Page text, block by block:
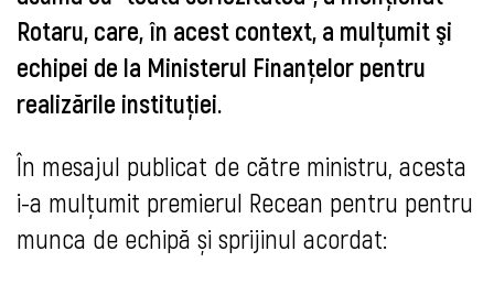
Rotaru, care, în acest context, a mulţumit şi
echipei de la Ministerul Finanţelor pentru
realizările instituţiei.
În mesajul publicat de către ministru, acesta
i-a mulţumit premierul Recean pentru pentru
munca de echipă și sprijinul acordat: